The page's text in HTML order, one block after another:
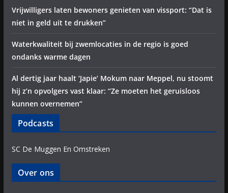
Vrijwilligers laten bewoners genieten van vissport: “Dat is
niet in geld uit te drukken”
Waterkwaliteit bij zwemlocaties in de regio is goed
ondanks warme dagen
Al dertig jaar haalt ‘Japie’ Mokum naar Meppel, nu stoomt
hij z’n opvolgers vast klaar: “Ze moeten het geruisloos
kunnen overnemen”
Podcasts
SC De Muggen En Omstreken
Over ons